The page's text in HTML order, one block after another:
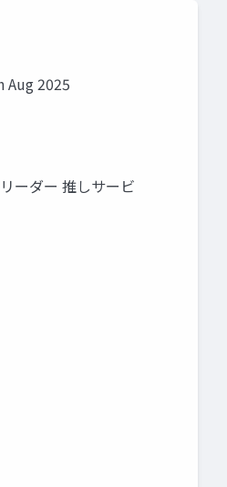
Aug 2025
ーダー 推しサービ